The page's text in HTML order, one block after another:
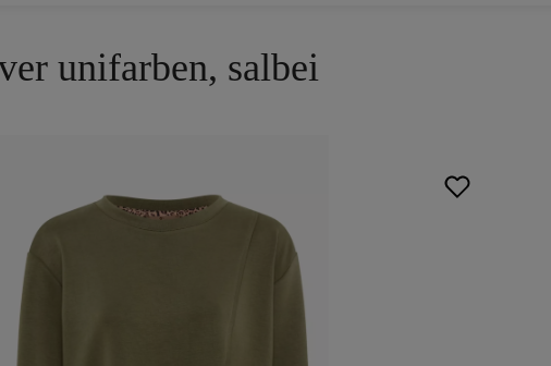
unifarben, salbei